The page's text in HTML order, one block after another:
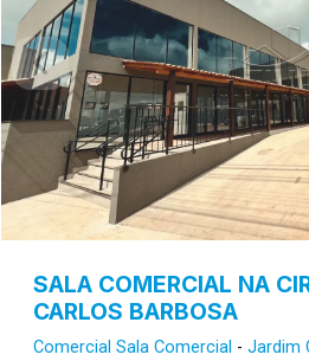
SALA COMERCIAL NA
CARLOS BARBOSA
Comercial Sala Comercial - Jardim